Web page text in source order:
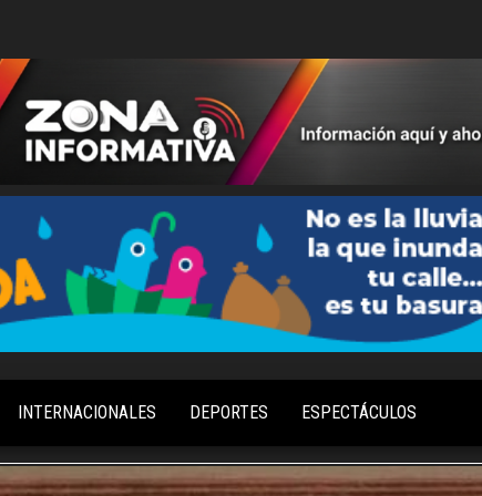
Zona
Informativa
Información
Aquí y
Ahora
INTERNACIONALES DEPORTES ESPECTÁCULOS